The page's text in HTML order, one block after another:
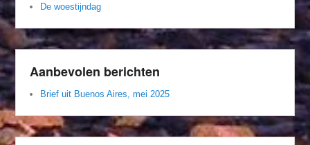
De woestijndag
Aanbevolen berichten
Brief uit Buenos Aires, mei 2025